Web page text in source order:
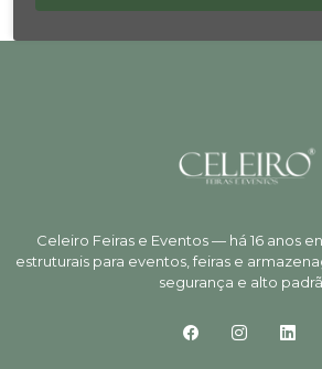
Celeiro Feiras e Eventos — há 16 anos
estruturais para eventos, feiras e
segurança e alto